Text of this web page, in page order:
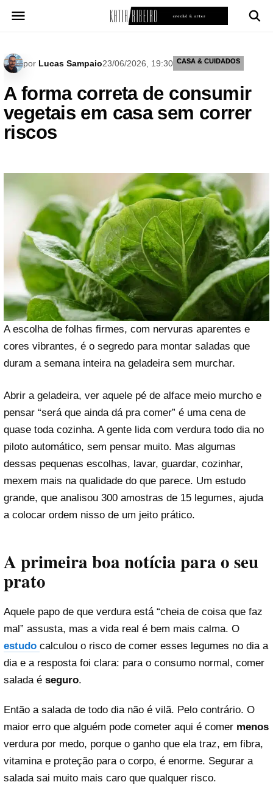
para
por Lucas Sampaio23/06/2026, 19:30 CASA & CUIDADOS
A forma correta de consumir
vegetais em casa sem correr
riscos
A escolha de folhas firmes, com nervuras aparentes e
cores vibrantes, é o segredo para montar saladas que
duram a semana inteira na geladeira sem murchar.
Abrir a geladeira, ver aquele pé de alface meio murcho e
pensar “será que ainda dá pra comer” é uma cena de
quase toda cozinha. A gente lida com verdura todo dia no
piloto automático, sem pensar muito. Mas algumas
dessas pequenas escolhas, lavar, guardar, cozinhar,
mexem mais na qualidade do que parece. Um estudo
grande, que analisou 300 amostras de 15 legumes, ajuda
a colocar ordem nisso de um jeito prático.
A primeira boa notícia para o seu
prato
Aquele papo de que verdura está “cheia de coisa que faz
mal” assusta, mas a vida real é bem mais calma. O
estudo calculou o risco de comer esses legumes no dia a
dia e a resposta foi clara: para o consumo normal, comer
salada é seguro.
Então a salada de todo dia não é vilã. Pelo contrário. O
maior erro que alguém pode cometer aqui é comer menos
verdura por medo, porque o ganho que ela traz, em fibra,
vitamina e proteção para o corpo, é enorme. Segurar a
salada sai muito mais caro que qualquer risco.